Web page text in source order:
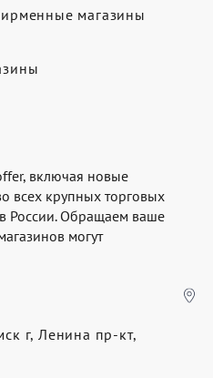
магазины
включая новые
всех крупных торговых
России. Обращаем ваше
могут
г, Ленина пр-кт,